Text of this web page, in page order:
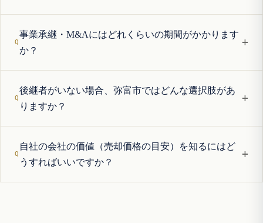
事業承継・M&Aにはどれくらいの期間がかかります
か？
+
後継者がいない場合、弥富市ではどんな選択肢があ
りますか？
+
自社の会社の価値（売却価格の目安）を知るにはど
うすればいいですか？
+